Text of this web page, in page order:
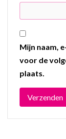
Mijn naam,
voor de
plaats.